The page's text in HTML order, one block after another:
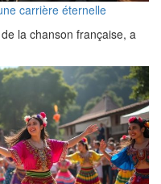
carrière éternelle
la chanson française, a